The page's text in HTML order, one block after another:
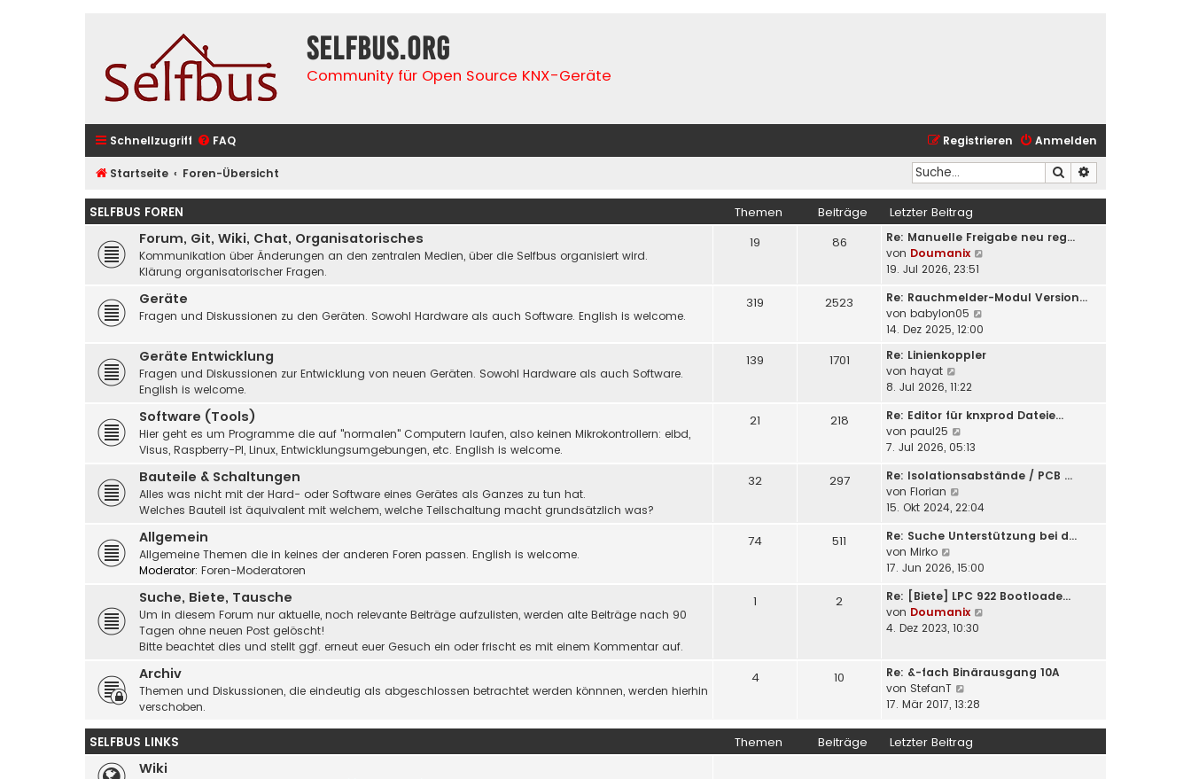
selfbus.org
Community für Open Source KNX-Geräte
Schnellzugriff FAQ Anmelden
Registrieren
Startseite Foren-Übersicht Suche
SELFBUS FOREN Themen Beiträge Letzter Beitrag
Forum, Git, Wiki, Chat, Organisatorisches
Kommunikation über Änderungen an den zentralen Medien, über die Selfbus organisiert wird.
Klärung organisatorischer Fragen.
19 86
Re: Manuelle Freigabe neu reg…
von Doumanix
e
r
i
g
19. Jul 2026, 23:51
Geräte
Fragen und Diskussionen zu den Geräten. Sowohl Hardware als auch Software. English is welcome.
319 2523
Re: Rauchmelder-Modul Version…
von babylon05
e
r
i
g
14. Dez 2025, 12:00
Geräte Entwicklung
Fragen und Diskussionen zur Entwicklung von neuen Geräten. Sowohl Hardware als auch Software.
English is welcome.
139 1701
Re: Linienkoppler
von hayat
e
e
s
t
r
B
e
r
g
8. Jul 2026, 11:22
Software (Tools)
Hier geht es um Programme die auf "normalen" Computern laufen, also keinen Mikrokontrollern: eibd,
Visus, Raspberry-PI, Linux, Entwicklungsumgebungen, etc. English is welcome.
21 218
Re: Editor für knxprod Dateie…
von paul25
e
e
t
r
e
i
t
r
7. Jul 2026, 05:13
Bauteile & Schaltungen
Alles was nicht mit der Hard- oder Software eines Gerätes als Ganzes zu tun hat.
Welches Bauteil ist äquivalent mit welchem, welche Teilschaltung macht grundsätzlich was?
32 297
Re: Isolationsabstände / PCB …
von Florian
e
e
t
r
B
e
t
r
a
15. Okt 2024, 22:04
Allgemein
Allgemeine Themen die in keines der anderen Foren passen. English is welcome.
Moderator: Foren-Moderatoren
74 511
Re: Suche Unterstützung bei d…
von Mirko
e
e
s
t
B
e
t
r
a
17. Jun 2026, 15:00
Suche, Biete, Tausche
Um in diesem Forum nur aktuelle, noch relevante Beiträge aufzulisten, werden alte Beiträge nach 90
Tagen ohne neuen Post gelöscht!
Bitte beachtet dies und stellt ggf. erneut euer Gesuch ein oder frischt es mit einem Kommentar auf.
1 2
Re: [Biete] LPC 922 Bootloade…
von Doumanix
s
e
4. Dez 2023, 10:30
Archiv
Themen und Diskussionen, die eindeutig als abgeschlossen betrachtet werden könnnen, werden hierhin
verschoben.
4 10
Re: &-fach Binärausgang 10A
von StefanT
e
s
17. Mär 2017, 13:28
SELFBUS LINKS Themen Beiträge Letzter Beitrag
Wiki